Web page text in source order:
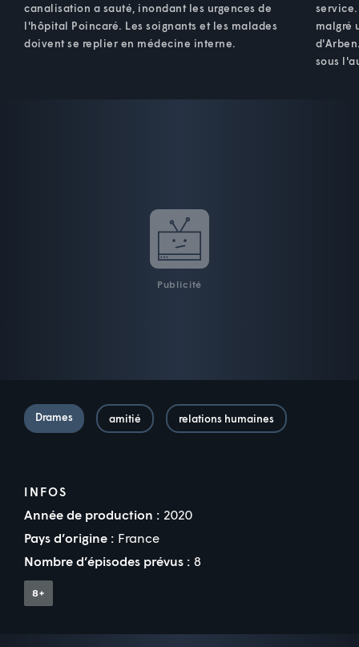
canalisation a sauté, inondant les urgences de
l'hôpital Poincaré. Les soignants et les malades
doivent se replier en médecine interne.
malgré
sous
Publicité
Drames amitié relations humaines
INFOS
Année de production : 2020
Pays d’origine : France
Nombre d’épisodes prévus : 8